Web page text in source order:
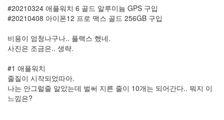
#20210324 애플워치 6 골드 알루미늄 GPS 구입
#20210408 아이폰12 프로 맥스 골드 256GB 구입
비용이 엄청나구나.. 플랙스 했네.
사진은 조금은.. 생략.
#1 애플워치
줄질이 시작되었따아.
나는 안그럴줄 알았는데 벌써 지른 줄이 10개는 되어간다.. 뭐지 이
느낌은?
년
6
2
2010
7
월
3
2010